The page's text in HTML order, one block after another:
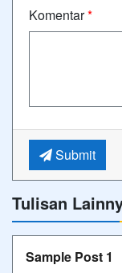
Komentar*
Submit
Tulisan
Sample Post 1